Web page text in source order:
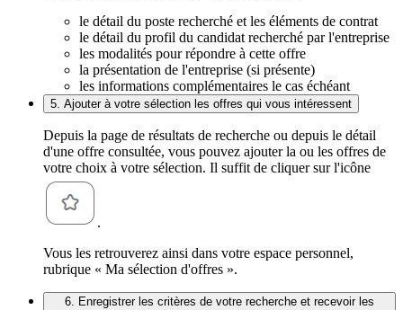
le détail du poste recherché et les éléments de contrat
le détail du profil du candidat recherché par l'entreprise
les modalités pour répondre à cette offre
la présentation de l'entreprise (si présente)
les informations complémentaires le cas échéant
5. Ajouter à votre sélection les offres qui vous intéressent
Depuis la page de résultats de recherche ou depuis le détail
d'une offre consultée, vous pouvez ajouter la ou les offres de
votre choix à votre sélection. Il suffit de cliquer sur l'icône
.
Vous les retrouverez ainsi dans votre espace personnel,
rubrique « Ma sélection d'offres ».
6. Enregistrer les critères de votre recherche et recevoir les